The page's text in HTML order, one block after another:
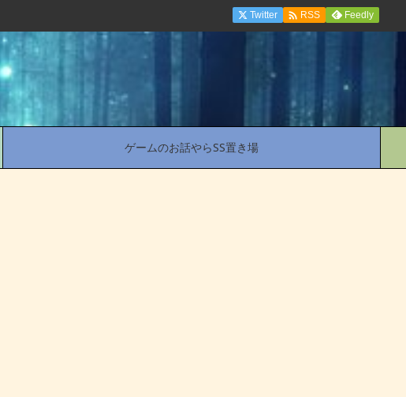
ゲームのお話やらSS置き場
Twitter  RSS Feedly